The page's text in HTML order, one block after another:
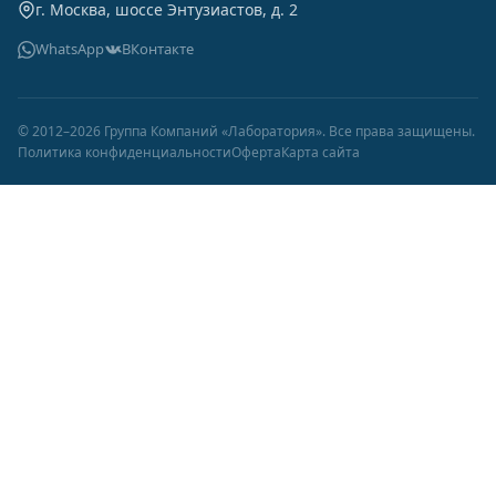
г. Москва, шоссе Энтузиастов, д. 2
WhatsApp ВКонтакте
© 2012–2026 Группа Компаний «Лаборатория». Все права защищены.
Политика конфиденциальностиОфертаКарта сайта